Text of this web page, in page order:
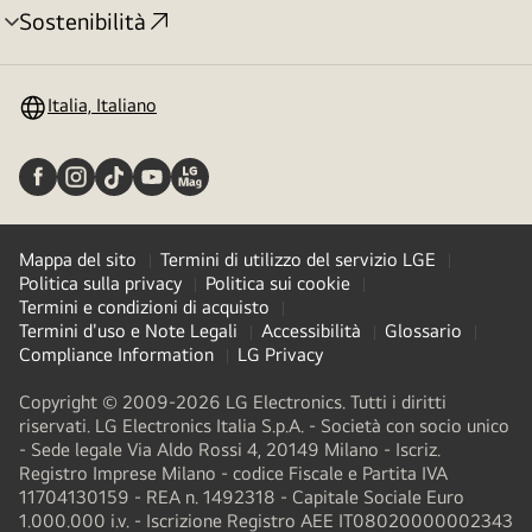
Sostenibilità
Attivazione
Italia, Italiano
Mappa del sito
Termini di utilizzo del servizio LGE
Politica sulla privacy
Politica sui cookie
Termini e condizioni di acquisto
Termini d'uso e Note Legali
Accessibilità
Glossario
Compliance Information
LG Privacy
Copyright © 2009-2026 LG Electronics. Tutti i diritti
riservati. LG Electronics Italia S.p.A. - Società con socio unico
- Sede legale Via Aldo Rossi 4, 20149 Milano - Iscriz.
Registro Imprese Milano - codice Fiscale e Partita IVA
11704130159 - REA n. 1492318 - Capitale Sociale Euro
1.000.000 i.v. - Iscrizione Registro AEE IT08020000002343​